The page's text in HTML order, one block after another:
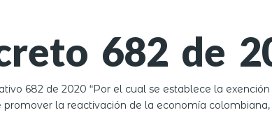
682 de
682 de 2020 “Por el cual se establece la
la reactivación de la economía